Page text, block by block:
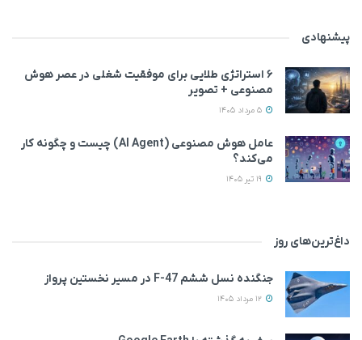
پیشنهادی
۶ استراتژی طلایی برای موفقیت شغلی در عصر هوش
مصنوعی + تصویر
عامل هوش مصنوعی (AI Agent) چیست و چگونه کار
می‌کند؟
داغ‌ترین‌های روز
جنگنده نسل ششم F-47 در مسیر نخستین پرواز